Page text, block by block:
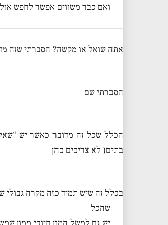
ואם כבר משווים אפשר לחפש אולי
אתה שואל או מקשה? הסברתי שזה
הסברתי שם
הכלל שכל זה מדובר כאשר יש
בתים( לא צריכים כהן
בכלל זה שיש תמיד כזה מקרה
שהכל